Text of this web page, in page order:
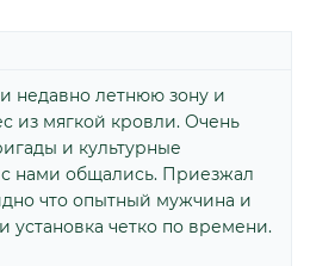
недавно летнюю зону и
из мягкой кровли. Очень
и культурные
нами общались. Приезжал
что опытный мужчина и
установка четко по времени.